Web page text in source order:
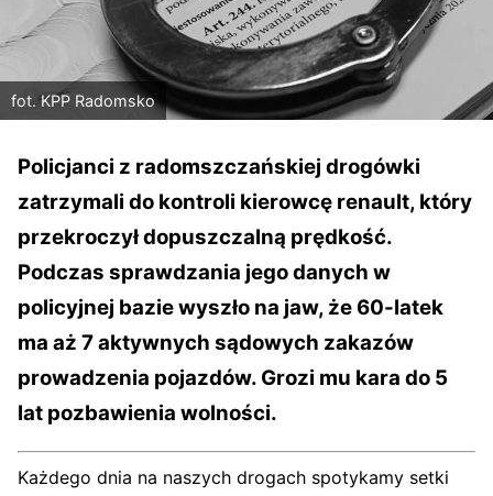
fot. KPP Radomsko
Policjanci z radomszczańskiej drogówki
zatrzymali do kontroli kierowcę renault, który
przekroczył dopuszczalną prędkość.
Podczas sprawdzania jego danych w
policyjnej bazie wyszło na jaw, że 60-latek
ma aż 7 aktywnych sądowych zakazów
prowadzenia pojazdów. Grozi mu kara do 5
lat pozbawienia wolności.
Każdego dnia na naszych drogach spotykamy setki